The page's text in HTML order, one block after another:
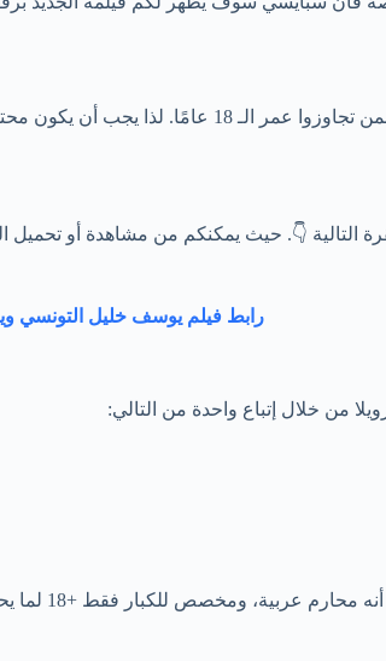
غير القادرين على ضبط شهواتهم البشرية.
التالية 👇. حيث يمكنكم من مشاهدة أو
رابط فيلم يوسف خليل التونسي
من خلال إتباع واحدة من التالي:
+18 لما يحتويه من مشاهد جريئة وألفاظ شتوية للغاية.